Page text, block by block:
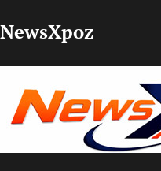
NewsXpoz